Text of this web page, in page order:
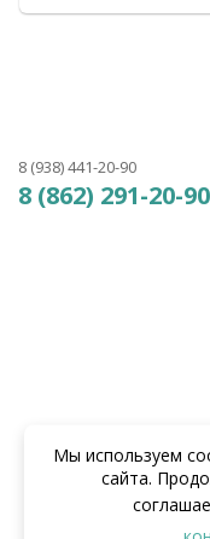
8 (938) 441-20-90
8 (862) 291-20-90
Мы используем
сайта.